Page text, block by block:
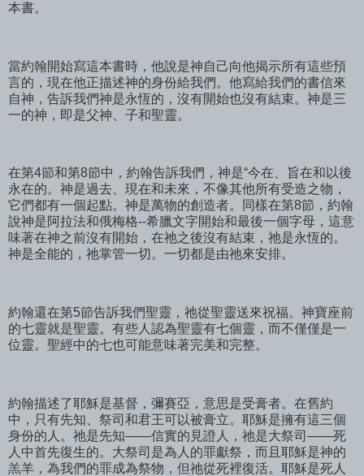
本書。
當約翰開始寫這本書時，他說是神自己向他揭示所有這些預
言的，現在他正描述神的身份給我們。他寫給我們的書信來
自神，告訴我們神是永恆的，沒有開始也沒有結束。神是三
一的神，即是父神、子和聖靈。
在第4節和第8節中，約翰告訴我們，神是“今在、旨在和以後
永在的。神是過去、現在和未來，不像其他所有受造之物，
它們都有一個起點。神是萬物的創造者。同樣在第8節，約翰
說神是阿拉法和俄梅格--希臘文字開始和最後一個字母，這意
味著在神之前沒有開始，在祂之後沒有結束，祂是永恆的。
神是全能的，祂掌管一切。一切都是由祂來安排。
約翰還在第5節告訴我們聖靈，祂從聖靈送來祝福。神寶座前
的七靈就是聖靈。有些人認為聖靈有七個靈，而不僅僅是一
位靈。聖經中的七也可能意味著完美和完整。
約翰描述了耶穌是基督，彌賽亞，意思是受膏者。在舊約
中，只有先知、祭司和君王可以被膏立。耶穌是擁有這三個
身份的人。祂是先知——信實的見證人，祂是大祭司——死
人中首先復生的。大祭司是為人的罪獻祭，而且耶穌是神的
羔羊，為我們的罪成為祭物，但祂從死裡復活。耶穌是死人